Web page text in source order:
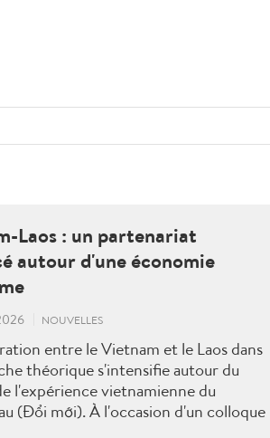
Laos : un partenariat
autour d'une économie
NOUVELLES
entre le Vietnam et le Laos dans
théorique s'intensifie autour du
l'expérience vietnamienne du
(Đổi mới). À l'occasion d'un colloque